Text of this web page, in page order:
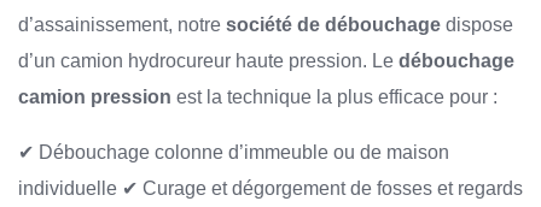
d’assainissement, notre société de débouchage dispose
d’un camion hydrocureur haute pression. Le débouchage
camion pression est la technique la plus efficace pour :
✔ Débouchage colonne d’immeuble ou de maison
individuelle ✔ Curage et dégorgement de fosses et regards